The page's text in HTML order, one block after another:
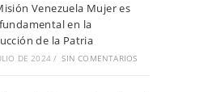
Venezuela Mujer es
en la
de la Patria
DE 2024 / SIN COMENTARIOS